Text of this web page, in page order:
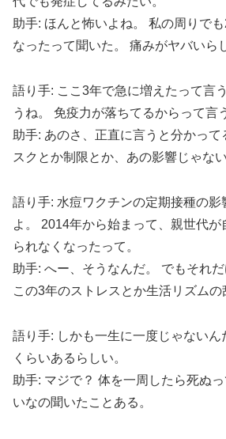
助手: ほんと怖いよね。 私の周りで
なったって聞いた。 痛みがヤバいら
語り手: ここ3年で急に増えたって言
うね。 免疫力が落ちてるからって言
助手: あのさ、正直に言うと分かっ
スクとか制限とか、あの影響じゃな
語り手: 水痘ワクチンの定期接種の影
よ。 2014年から始まって、親世代
られなくなったって。
助手: へー、そうなんだ。 でもそれだ
この3年のストレスとか生活リズム
語り手: しかも一生に一度じゃないん
くらいあるらしい。
助手: マジで？ 体を一周したら死ぬ
いなの聞いたことある。